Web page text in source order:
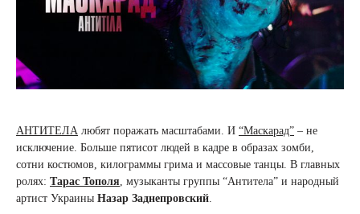
АНТИТЕЛА любят поражать масштабами. И “Маскарад” – не
исключение. Больше пятисот людей в кадре в образах зомби,
сотни костюмов, килограммы грима и массовые танцы. В главных
ролях: Тарас Тополя , музыканты группы “Антитела” и народный
артист Украины Назар Заднепровский